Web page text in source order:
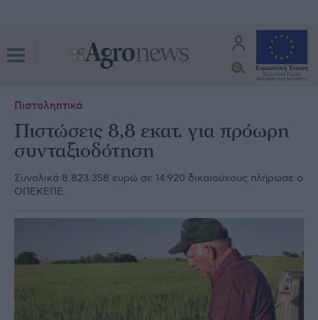
Πιστοληπτικά
Πιστώσεις 8,8 εκατ. για πρόωρη
συνταξιοδότηση
Συνολικά 8.823.358 ευρώ σε 14.920 δικαιούχους πλήρωσε ο
ΟΠΕΚΕΠΕ.